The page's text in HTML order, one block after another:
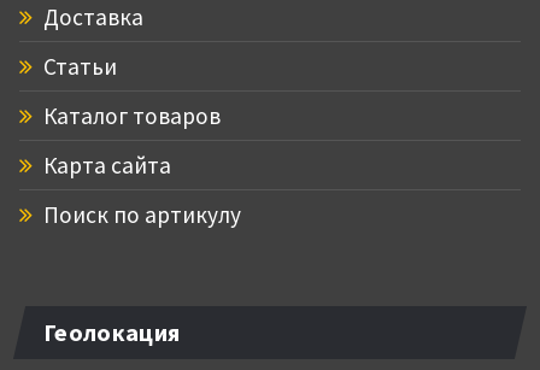
Доставка
Статьи
Каталог товаров
Карта сайта
Поиск по артикулу
Геолокация